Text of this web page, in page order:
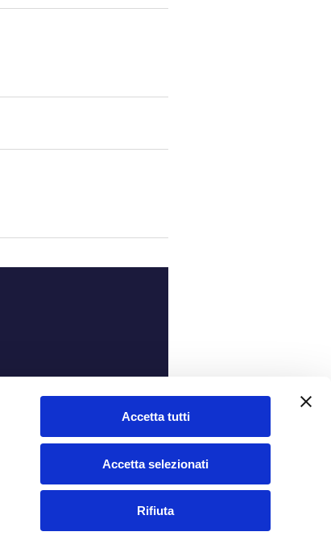
Accetta tutti
Accetta selezionati
Rifiuta